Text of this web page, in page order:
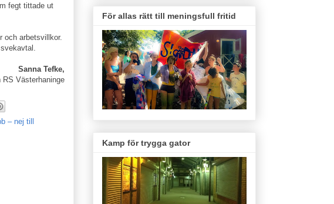
fegt tittade ut
och arbetsvillkor.
Sanna Tefke,
Västerhaninge
– nej till
För allas rätt till meningsfull fritid
Kamp för trygga gator